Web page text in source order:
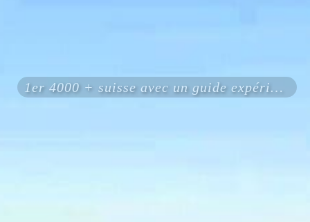
1er 4000 + suisse avec un guide expérimenté certifié ENSA UIAGM